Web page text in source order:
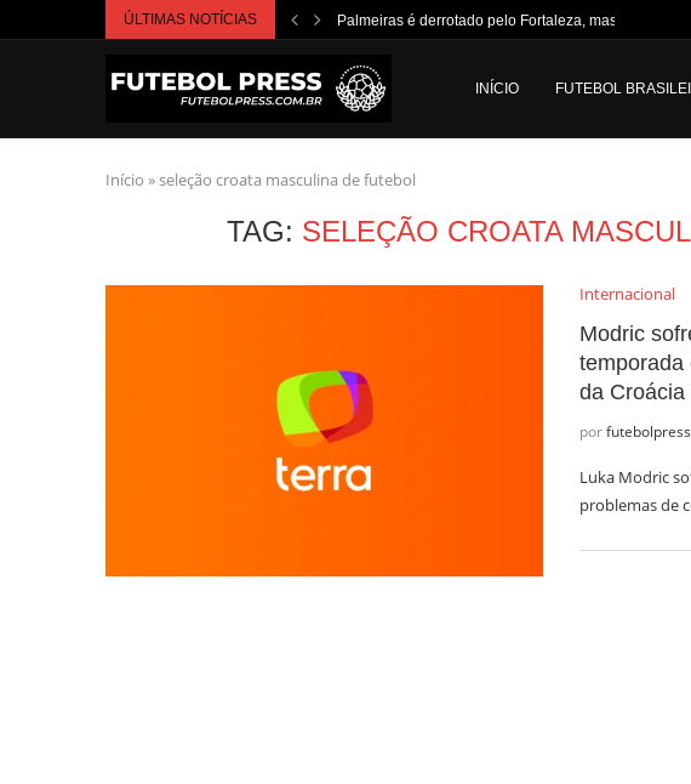
ÚLTIMAS NOTÍCIAS Palmeiras é derrotado pelo Fortaleza, mas garante
INÍCIO FUTEBOL
Início »seleção croata masculina de futebol
TAG: SELEÇÃO CROATA
Internacional
Modric
temporada
da
porfutebolpress
Luka Modric
problemas de